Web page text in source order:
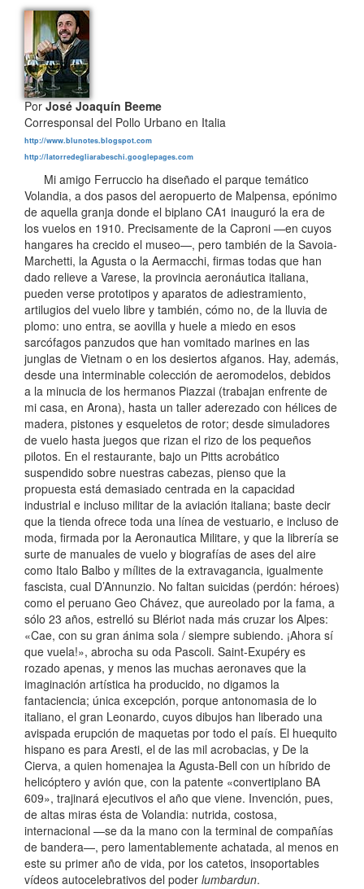
PorJosé Joaquín Beeme
Corresponsal del Pollo Urbano en Italia
http://www.blunotes.blogspot.com
http://latorredegliarabeschi.googlepages.com
Mi amigo Ferruccio ha diseñado el parque temático
Volandia, a dos pasos del aeropuerto de Malpensa, epónimo
de aquella granja donde el biplano CA1 inauguró la era de
los vuelos en 1910. Precisamente de la Caproni —en cuyos
hangares ha crecido el museo—, pero también de la Savoia-
Marchetti, la Agusta o la Aermacchi, firmas todas que han
dado relieve a Varese, la provincia aeronáutica italiana,
pueden verse prototipos y aparatos de adiestramiento,
artilugios del vuelo libre y también, cómo no, de la lluvia de
plomo: uno entra, se aovilla y huele a miedo en esos
sarcófagos panzudos que han vomitado marines en las
junglas de Vietnam o en los desiertos afganos. Hay, además,
desde una interminable colección de aeromodelos, debidos
a la minucia de los hermanos Piazzai (trabajan enfrente de
mi casa, en Arona), hasta un taller aderezado con hélices de
madera, pistones y esqueletos de rotor; desde simuladores
de vuelo hasta juegos que rizan el rizo de los pequeños
pilotos. En el restaurante, bajo un Pitts acrobático
suspendido sobre nuestras cabezas, pienso que la
propuesta está demasiado centrada en la capacidad
industrial e incluso militar de la aviación italiana; baste decir
que la tienda ofrece toda una línea de vestuario, e incluso de
moda, firmada por la Aeronautica Militare, y que la librería se
surte de manuales de vuelo y biografías de ases del aire
como Italo Balbo y mílites de la extravagancia, igualmente
fascista, cual D’Annunzio. No faltan suicidas (perdón: héroes)
como el peruano Geo Chávez, que aureolado por la fama, a
sólo 23 años, estrelló su Blériot nada más cruzar los Alpes:
«Cae, con su gran ánima sola / siempre subiendo. ¡Ahora sí
que vuela!», abrocha su oda Pascoli. Saint-Exupéry es
rozado apenas, y menos las muchas aeronaves que la
imaginación artística ha producido, no digamos la
fantaciencia; única excepción, porque antonomasia de lo
italiano, el gran Leonardo, cuyos dibujos han liberado una
avispada erupción de maquetas por todo el país. El huequito
hispano es para Aresti, el de las mil acrobacias, y De la
Cierva, a quien homenajea la Agusta-Bell con un híbrido de
helicóptero y avión que, con la patente «convertiplano BA
609», trajinará ejecutivos el año que viene. Invención, pues,
de altas miras ésta de Volandia: nutrida, costosa,
internacional —se da la mano con la terminal de compañías
de bandera—, pero lamentablemente achatada, al menos en
este su primer año de vida, por los catetos, insoportables
vídeos autocelebrativos del poder lumbardun.